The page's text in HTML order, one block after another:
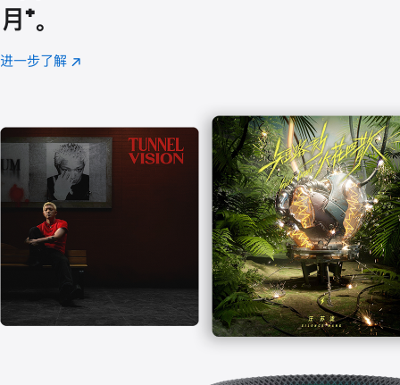
月 脚
注
⁺。
进一步了解 Apple
(在
口
中
打
开)